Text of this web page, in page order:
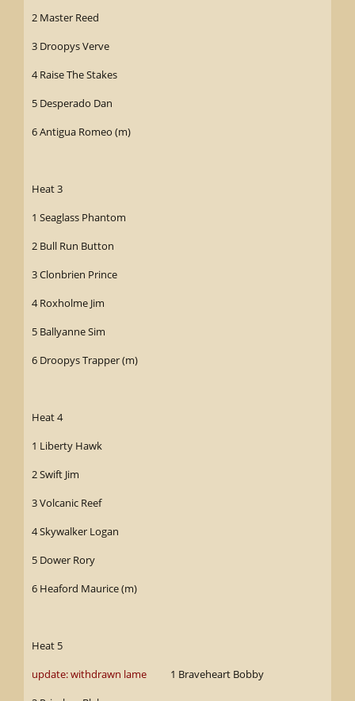
2 Master Reed
3 Droopys Verve
4 Raise The Stakes
5 Desperado Dan
6 Antigua Romeo (m)
Heat 3
1 Seaglass Phantom
2 Bull Run Button
3 Clonbrien Prince
4 Roxholme Jim
5 Ballyanne Sim
6 Droopys Trapper (m)
Heat 4
1 Liberty Hawk
2 Swift Jim
3 Volcanic Reef
4 Skywalker Logan
5 Dower Rory
6 Heaford Maurice (m)
Heat 5
update: withdrawn lame 1 Braveheart Bobby